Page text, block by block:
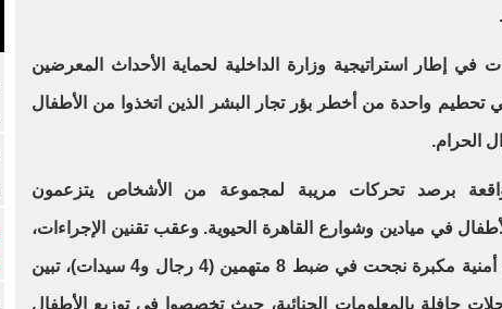
في إطار استراتيجية وزارة الداخلية لحماية الأحداث المعرضين
واحدة من أخطر بؤر تجار البشر الذين اتخذوا من الأطفال
الحرام.
برصد تحركات مريبة لمجموعة من الأشخاص يتزعمون
في ميادين وشوارع القاهرة الحيوية. وعقب تقنين الإجراءات،
انطلقت مأمورية أمنية مكبرة نجحت في ضبط 8 متهمين (4 رجال و4 سيدات)، تبين
سجلات حافلة بالمعلومات الجنائية، حيث تخصصوا في توزيع الأطفال